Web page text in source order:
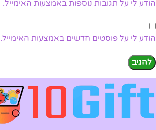
הודע לי על תגובות נוספות באמצעות האימייל.
הודע לי על פוסטים חדשים באמצעות האימייל.